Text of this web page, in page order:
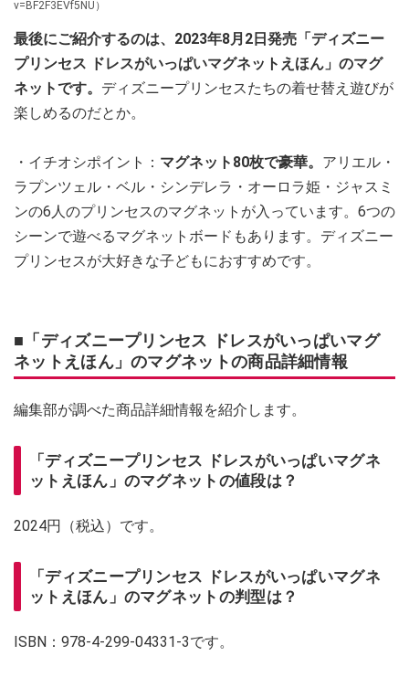
v=BF2F3EVf5NU）
最後にご紹介するのは、2023年8月2日発売「ディズニー
プリンセス ドレスがいっぱいマグネットえほん」のマグ
ネットです。 ディズニープリンセスたちの着せ替え遊びが
楽しめるのだとか。
・イチオシポイント： マグネット80枚で豪華。 アリエル・
ラプンツェル・ベル・シンデレラ・オーロラ姫・ジャスミ
ンの6人のプリンセスのマグネットが入っています。6つの
シーンで遊べるマグネットボードもあります。ディズニー
プリンセスが大好きな子どもにおすすめです。
■「ディズニープリンセス ドレスがいっぱいマグ
ネットえほん」のマグネットの商品詳細情報
編集部が調べた商品詳細情報を紹介します。
「ディズニープリンセス ドレスがいっぱいマグネ
ットえほん」のマグネットの値段は？
2024円（税込）です。
「ディズニープリンセス ドレスがいっぱいマグネ
ットえほん」のマグネットの判型は？
ISBN：978-4-299-04331-3です。